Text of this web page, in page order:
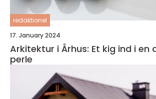
redaktionel
17. January 2024
Arkitektur i Århus: Et kig ind i en
perle